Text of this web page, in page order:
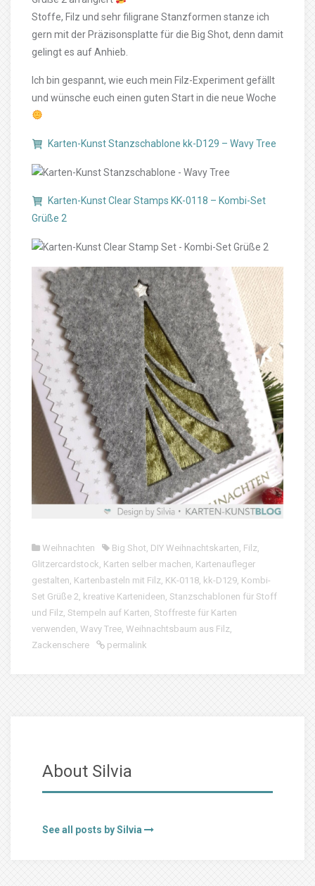
Stoffe, Filz und sehr filigrane Stanzformen stanze ich
gern mit der Präzisonsplatte für die Big Shot, denn damit
gelingt es auf Anhieb.
Ich bin gespannt, wie euch mein Filz-Experiment gefällt
und wünsche euch einen guten Start in die neue Woche
Karten-Kunst Stanzschablone kk-D129 – Wavy Tree
Karten-Kunst Clear Stamps KK-0118 – Kombi-Set
Grüße 2
Weihnachten Big Shot DIY Weihnachtskarten Filz
Glitzercardstock Karten selber machen Kartenaufleger
gestalten Kartenbasteln mit Filz KK-0118 kk-D129 Kombi-
Set Grüße 2 kreative Kartenideen Stanzschablonen für Stoff
und Filz Stempeln auf Karten Stoffreste für Karten
verwenden Wavy Tree Weihnachtsbaum aus Filz
Zackenschere
permalink
About Silvia
See all posts by Silvia